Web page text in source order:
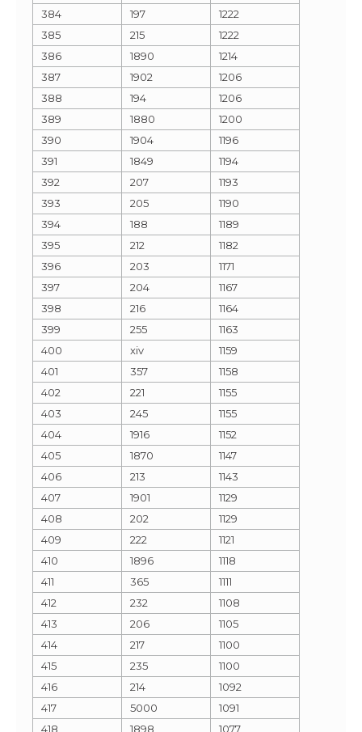
384
197
1222
385
215
1222
386
1890
1214
387
1902
1206
388
194
1206
389
1880
1200
390
1904
1196
391
1849
1194
392
207
1193
393
205
1190
394
188
1189
395
212
1182
396
203
1171
397
204
1167
398
216
1164
399
255
1163
400
xiv
1159
401
357
1158
402
221
1155
403
245
1155
404
1916
1152
405
1870
1147
406
213
1143
407
1901
1129
408
202
1129
409
222
1121
410
1896
1118
411
365
1111
412
232
1108
413
206
1105
414
217
1100
415
235
1100
416
214
1092
417
5000
1091
418
1898 1077